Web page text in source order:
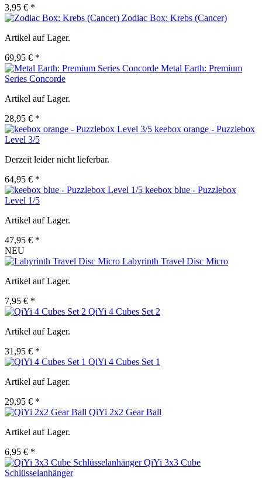
3,95 € *
Zodiac Box: Krebs (Cancer)
Artikel auf Lager.
69,95 € *
Metal Earth: Premium
Series Concorde
Artikel auf Lager.
28,95 € *
keebox orange - Puzzlebox
Level 3/5
Derzeit leider nicht lieferbar.
64,95 € *
keebox blue - Puzzlebox
Level 1/5
Artikel auf Lager.
47,95 € *
NEU
Labyrinth Travel Disc Micro
Artikel auf Lager.
7,95 € *
QiYi 4 Cubes Set 2
Artikel auf Lager.
31,95 € *
QiYi 4 Cubes Set 1
Artikel auf Lager.
29,95 € *
QiYi 2x2 Gear Ball
Artikel auf Lager.
6,95 € *
QiYi 3x3 Cube
Schlüsselanhänger